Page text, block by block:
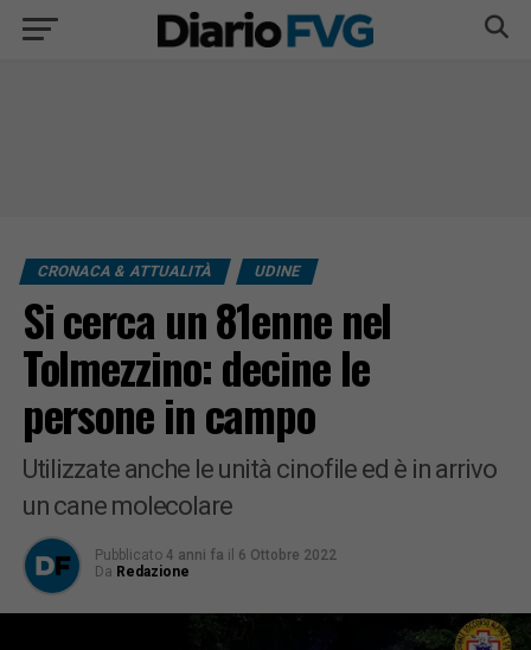
CRONACA & ATTUALITÀ UDINE
Si cerca un 81enne nel
Tolmezzino: decine le
persone in campo
Utilizzate anche le unità cinofile ed è in arrivo
un cane molecolare
Pubblicato 4 anni fa il 6 Ottobre 2022
Da Redazione